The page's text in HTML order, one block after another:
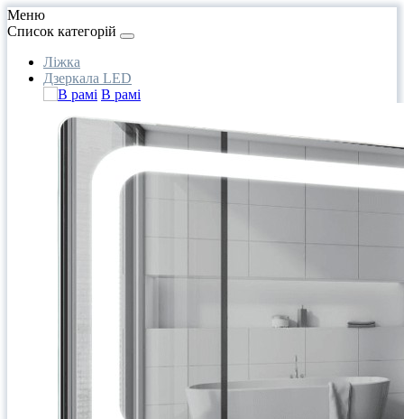
Меню
Список категорій
Ліжка
Дзеркала LED
В рамі